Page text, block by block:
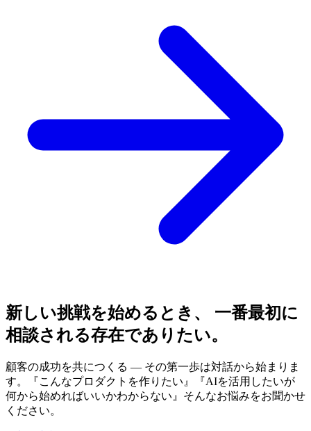
新しい挑戦を始めるとき、 一番最初に
相談される存在でありたい。
顧客の成功を共につくる — その第一歩は対話から始まりま
す。『こんなプロダクトを作りたい』『AIを活用したいが
何から始めればいいかわからない』そんなお悩みをお聞かせ
ください。